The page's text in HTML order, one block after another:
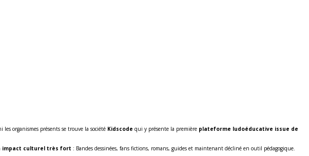
les organismes présents se trouve la société Kidscode qui y présente la première plateforme ludoéducative issue de
impact culturel très fort : Bandes dessinées, fans fictions, romans, guides et maintenant décliné en outil pédagogique.